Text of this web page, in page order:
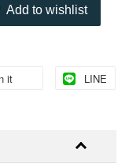
Add to wishlist
it LINE